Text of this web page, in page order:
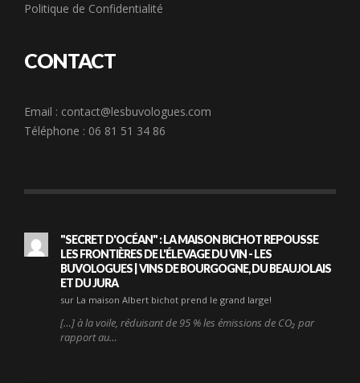
Politique de Confidentialité
CONTACT
Email : contact@lesbuvologues.com
Téléphone : 06 81 51 34 86
"SECRET D'OCÉAN" : LA MAISON BICHOT REPOUSSE
LES FRONTIÈRES DE L'ÉLEVAGE DU VIN - LES
BUVOLOGUES | VINS DE BOURGOGNE, DU BEAUJOLAIS
ET DU JURA
sur La maison Albert bichot prend le grand large!
[…] à la voile, réduisant de 95 % les émissions de CO₂ par
rapport au…